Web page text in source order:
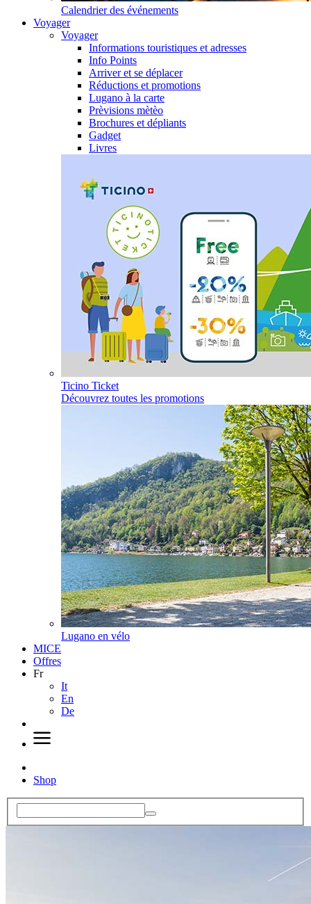
Calendrier des événements
Voyager
Voyager
Informations touristiques et adresses
Info Points
Arriver et se déplacer
Réductions et promotions
Lugano à la carte
Prèvisions mètèo
Brochures et dépliants
Gadget
Livres
Ticino Ticket
Découvrez toutes les promotions
Lugano en vélo
MICE
Offres
Fr
It
En
De
Shop